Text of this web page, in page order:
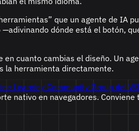
que un agente de IA
dónde está el botón,
cuanto cambias el diseño. Un
la herramienta directamente.
Learning Community Group del
nativo en navegadores.